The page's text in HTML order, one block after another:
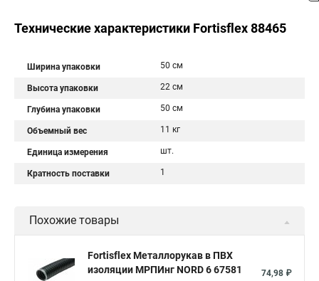
Технические характеристики Fortisflex 88465
Ширина упаковки 50 см
Высота упаковки 22 см
Глубина упаковки 50 см
Объемный вес 11 кг
Единица измерения шт.
Кратность поставки 1
Похожие товары
Fortisflex Металлорукав в ПВХ
изоляции МРПИнг NORD 6 67581
74,98 ₽